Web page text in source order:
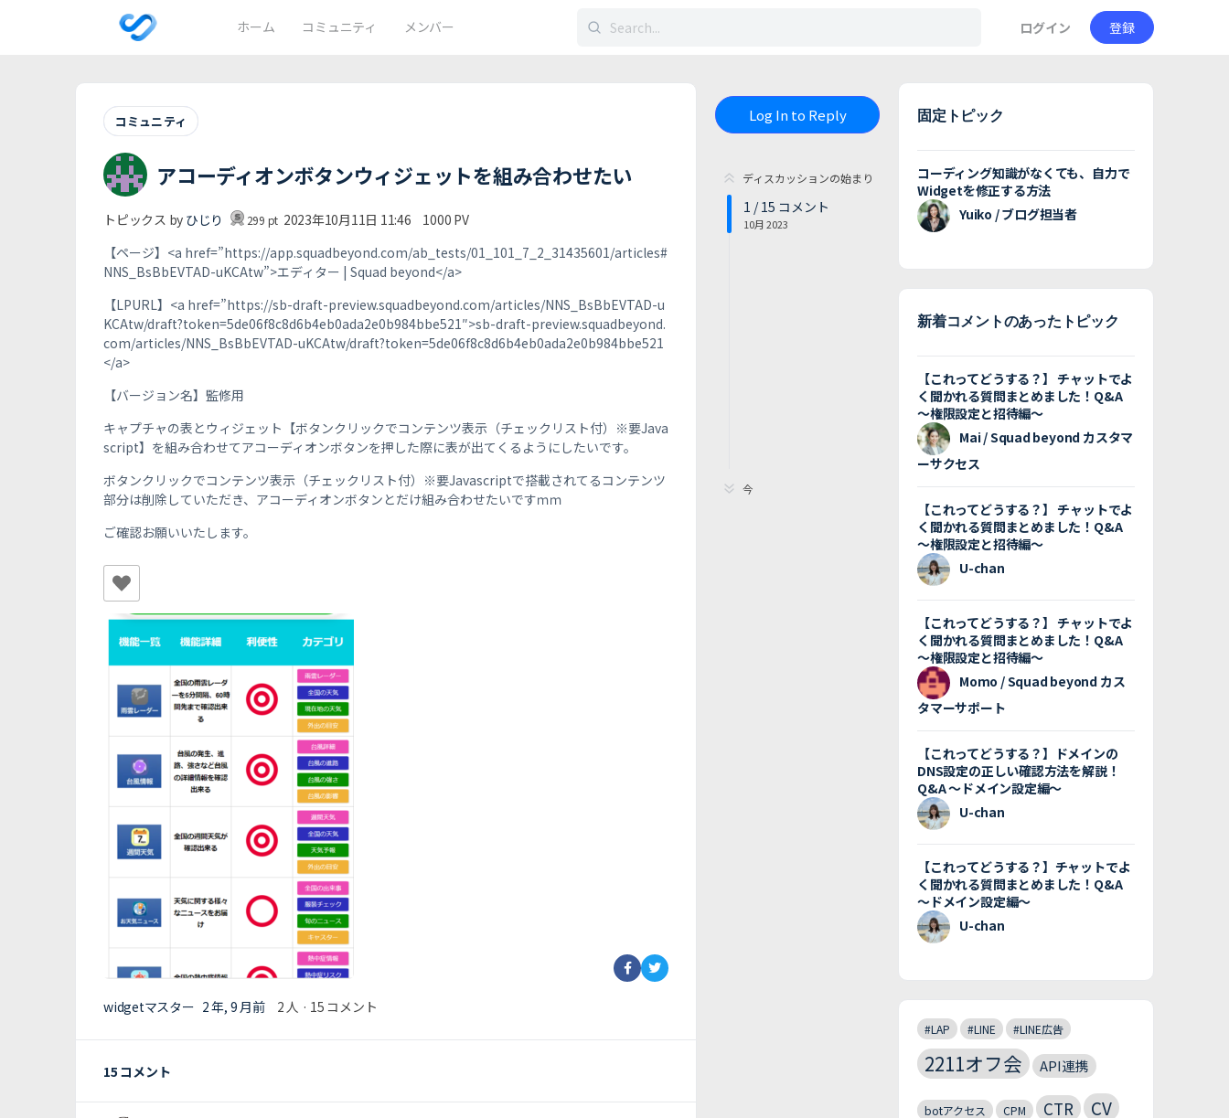
ホーム コミュニティ メンバー
検
ログイン 登録
コミュニティ
アコーディオンボタンウィジェットを組み合わせたい
トピックス by ひじり 299 pt 2023年10月11日 11:46 1000 PV
【ページ】<a href=”https://app.squadbeyond.com/ab_tests/01_101_7_2_31435601/articles#
NNS_BsBbEVTAD-uKCAtw”>エディター | Squad beyond</a>
【LPURL】<a href=”https://sb-draft-preview.squadbeyond.com/articles/NNS_BsBbEVTAD-u
KCAtw/draft?token=5de06f8c8d6b4eb0ada2e0b984bbe521″>sb-draft-preview.squadbeyond.
com/articles/NNS_BsBbEVTAD-uKCAtw/draft?token=5de06f8c8d6b4eb0ada2e0b984bbe521
</a>
【バージョン名】監修用
キャプチャの表とウィジェット【ボタンクリックでコンテンツ表示（チェックリスト付）※要Java
script】を組み合わせてアコーディオンボタンを押した際に表が出てくるようにしたいです。
ボタンクリックでコンテンツ表示（チェックリスト付）※要Javascriptで搭載されてるコンテンツ
部分は削除していただき、アコーディオンボタンとだけ組み合わせたいですｍｍ
ご確認お願いいたします。
widgetマスター 2 年, 9 月前 2 人 · 15 コメント
15 コメント
Log In to Reply
ディスカッションの始まり
1 /15 コメント
10月 2023
今
固定トピック
コーディング知識がなくても、自力で
Widgetを修正する方法
Yuiko / ブログ担当者
新着コメントのあったトピック
【これってどうする？】 チャットでよ
く聞かれる質問まとめました！Q&A
〜権限設定と招待編〜
Mai / Squad beyond カスタマ
ーサクセス
【これってどうする？】 チャットでよ
く聞かれる質問まとめました！Q&A
〜権限設定と招待編〜
U-chan
【これってどうする？】 チャットでよ
く聞かれる質問まとめました！Q&A
〜権限設定と招待編〜
Momo / Squad beyond カス
タマーサポート
【これってどうする？】ドメインの
DNS設定の正しい確認方法を解説！
Q&A 〜ドメイン設定編〜
U-chan
【これってどうする？】チャットでよ
く聞かれる質問まとめました！Q&A
〜ドメイン設定編〜
U-chan
#LAP #LINE #LINE広告
2211オフ会 API連携
botアクセス CPM CTR CV